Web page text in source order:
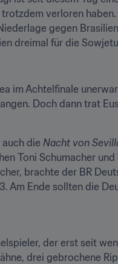
verloren
gegen
dreimal für die
im Achtelfinale
Doch dann trat
die Nacht von
Toni Schumacher
brachte der BR
Am Ende sollten die
der erst seit
drei gebrochene